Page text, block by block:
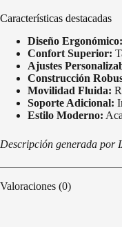
Características destacadas
Diseño Ergonómico:
Confort Superior:
Ajustes
Construcción
Movilidad Fluida:
Soporte Adicional:
Estilo Moderno:
Descripción generada por
Valoraciones (0)